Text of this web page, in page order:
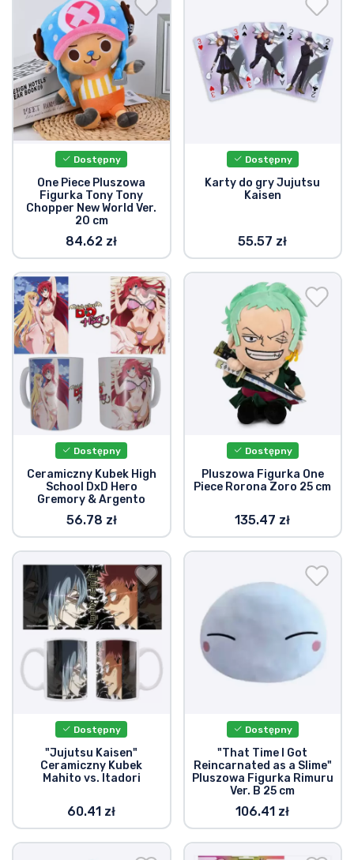
Dostępny
One Piece Pluszowa
Figurka Tony Tony
Chopper New World Ver.
20 cm
84.62 zł
Dostępny
Karty do gry Jujutsu
Kaisen
55.57 zł
Dostępny
Ceramiczny Kubek High
School DxD Hero
Gremory & Argento
56.78 zł
Dostępny
Pluszowa Figurka One
Piece Rorona Zoro 25 cm
135.47 zł
Dostępny
"Jujutsu Kaisen"
Ceramiczny Kubek
Mahito vs. Itadori
60.41 zł
Dostępny
"That Time I Got
Reincarnated as a Slime"
Pluszowa Figurka Rimuru
Ver. B 25 cm
106.41 zł